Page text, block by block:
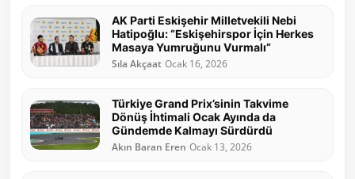
AK Parti Eskişehir Milletvekili Nebi
Hatipoğlu: “Eskişehirspor İçin Herkes
Masaya Yumruğunu Vurmalı”
Sıla Akçaat Ocak 16, 2026
Türkiye Grand Prix’sinin Takvime
Dönüş İhtimali Ocak Ayında da
Gündemde Kalmayı Sürdürdü
Akın Baran Eren Ocak 13, 2026